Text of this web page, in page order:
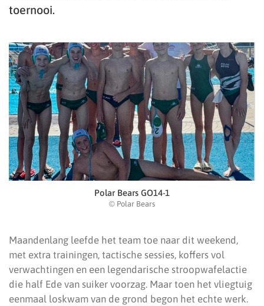
toernooi.
Polar Bears GO14-1
© Polar Bears
Maandenlang leefde het team toe naar dit weekend,
met extra trainingen, tactische sessies, koffers vol
verwachtingen en een legendarische stroopwafelactie
die half Ede van suiker voorzag. Maar toen het vliegtuig
eenmaal loskwam van de grond begon het echte werk.